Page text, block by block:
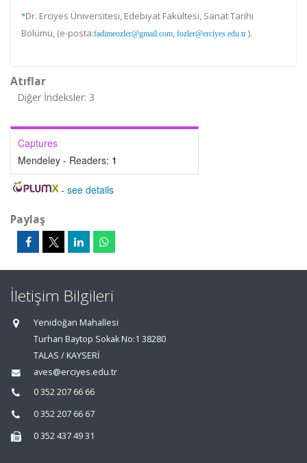
*Dr. Erciyes Üniversitesi, Edebiyat Fakültesi, Sanat Tarihi
Bölümü, (e-posta:fadimeozler@gmail.com, fozler@erciyes.edu.tr ).
Atıflar
Diğer İndeksler: 3
Captures
Mendeley - Readers: 1
- see details
Paylaş
İletişim Bilgileri
Yenidoğan Mahallesi
Turhan Baytop Sokak No:1 38280
TALAS / KAYSERİ
aves@erciyes.edu.tr
0 352 207 66 66
0 352 207 66 67
0 352 437 49 31